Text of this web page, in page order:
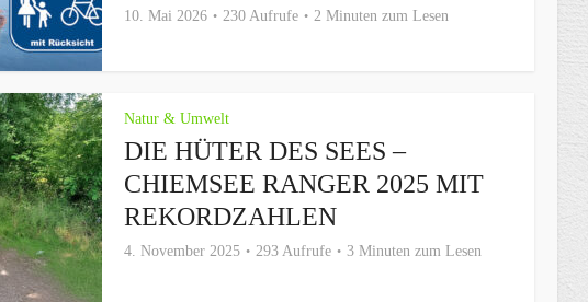
10. Mai 2026 230 Aufrufe 2 Minuten zum Lesen
Natur & Umwelt
DIE HÜTER DES SEES –
CHIEMSEE RANGER 2025 MIT
REKORDZAHLEN
4. November 2025 293 Aufrufe 3 Minuten zum Lesen